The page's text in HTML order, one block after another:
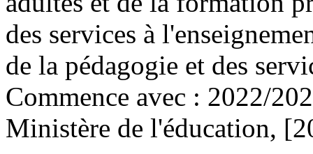
des services à
de la pédagogie et des
Commence avec : 2022/
Ministère de l'éducation,